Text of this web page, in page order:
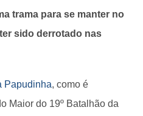
trama para se manter no
sido derrotado nas
Papudinha, como é
Maior do 19º Batalhão da